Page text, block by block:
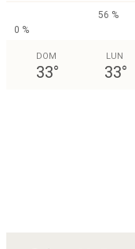
56 %
0 %
DOM
33°
LUN
33°